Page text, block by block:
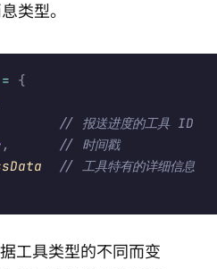
类型。
= {
// 报送进度的工具 ID
,
      // 时间戳
// 工具特有的详细信息
工具类型的不同而变